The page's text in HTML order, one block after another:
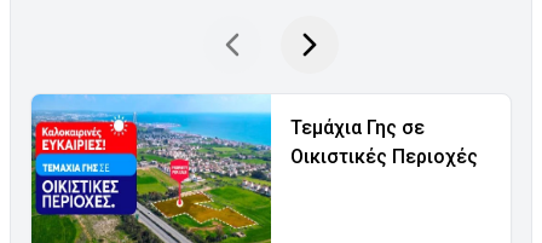
Τεμάχια Γης σε
Οικιστικές Περιοχές